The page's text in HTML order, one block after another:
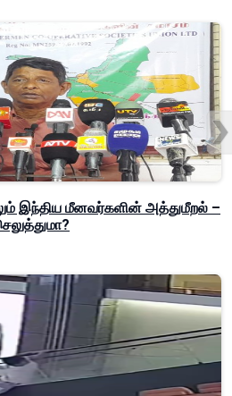
இந்திய மீனவர்களின் அத்துமீறல் –